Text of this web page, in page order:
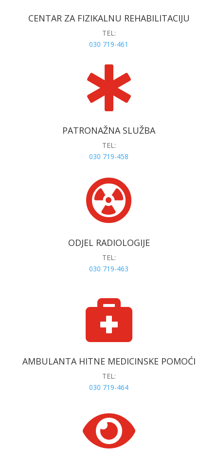
CENTAR ZA FIZIKALNU REHABILITACIJU
TEL:
030 719-461

PATRONAŽNA SLUŽBA
TEL:
030 719-458

ODJEL RADIOLOGIJE
TEL:
030 719-463

AMBULANTA HITNE MEDICINSKE POMOĆI
TEL:
030 719-464
